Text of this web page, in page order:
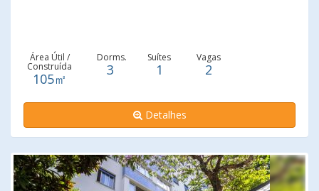
Área Útil /
Construída
105㎡
Dorms.
3
Suítes
1
Vagas
2
Detalhes